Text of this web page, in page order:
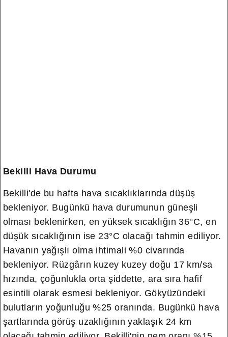
Bekilli Hava Durumu
Bekilli'de bu hafta hava sıcaklıklarında düşüş
bekleniyor. Bugünkü hava durumunun güneşli
olması beklenirken, en yüksek sıcaklığın 36°C, en
düşük sıcaklığının ise 23°C olacağı tahmin ediliyor.
Havanın yağışlı olma ihtimali %0 civarında
bekleniyor. Rüzgârın kuzey kuzey doğu 17 km/sa
hızında, çoğunlukla orta şiddette, ara sıra hafif
esintili olarak esmesi bekleniyor. Gökyüzündeki
bulutların yoğunluğu %25 oranında. Bugünkü hava
şartlarında görüş uzaklığının yaklaşık 24 km